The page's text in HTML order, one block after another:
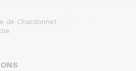
de Chardonnet